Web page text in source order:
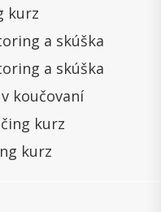
kurz
a skúška
a skúška
koučovaní
kurz
kurz